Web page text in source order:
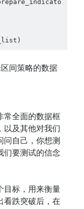
间策略的数据
常全面的数据框
以及其他对我们
问自己，你想测
们要测试的信念
目标，用来衡量
看跌突破后，在